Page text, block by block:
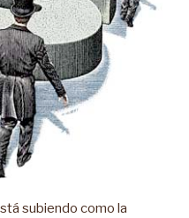
subiendo como la